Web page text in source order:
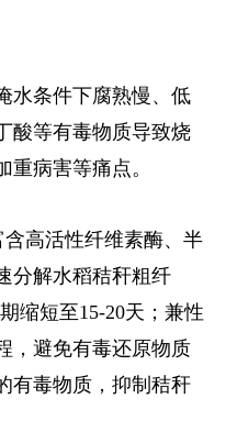
水条件下腐熟慢、低
酸等有毒物质导致烧
病害等痛点。
含高活性纤维素酶、半
分解水稻秸秆粗纤
缩短至15-20天；兼性
，避免有毒还原物质
有毒物质，抑制秸秆